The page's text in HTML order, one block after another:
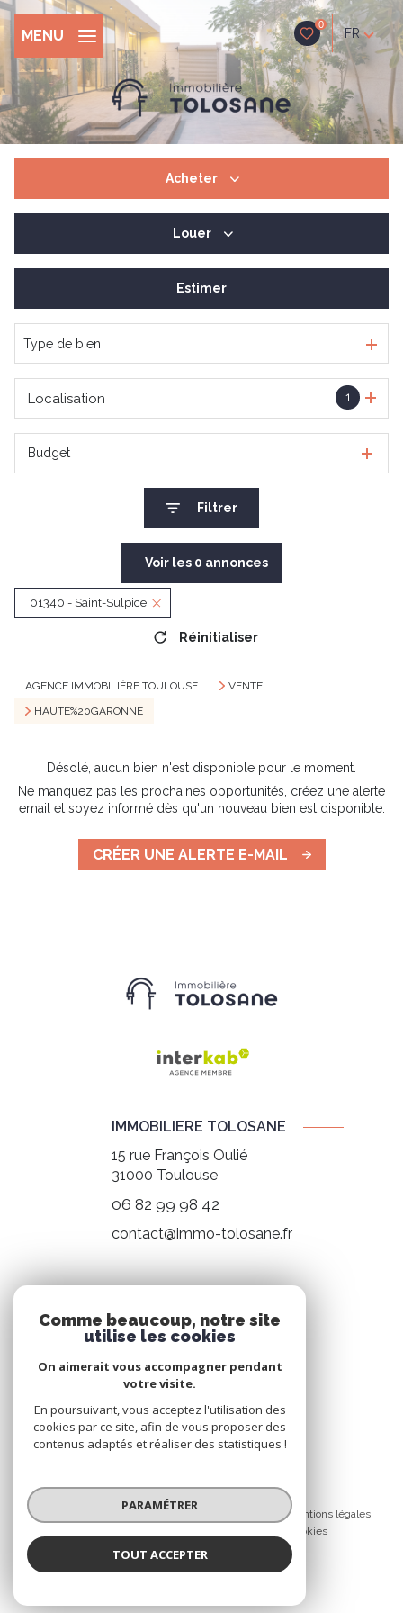
0
FR
MENU
Acheter
De l'immo pro
Louer
De l'immo pro
Estimer
Type de bien
1
Localisation
Budget
Filtrer
Voir les 0 annonces
01340 - Saint-Sulpice
Réinitialiser
AGENCE IMMOBILIÈRE TOULOUSE
VENTE
HAUTE%20GARONNE
Désolé, aucun bien n'est disponible pour le moment.
Ne manquez pas les prochaines opportunités, créez une alerte
email et soyez informé dès qu'un nouveau bien est disponible.
CRÉER UNE ALERTE E-MAIL
IMMOBILIERE TOLOSANE
15 rue François Oulié
31000 Toulouse
06 82 99 98 42
contact@immo-tolosane.fr
Nous suivre
© 2026 | Tous droits réservés
Nos honoraires Nos partenaires
Mentions légales
Cookies
Comme beaucoup, notre site
utilise les cookies
On aimerait vous accompagner pendant
votre visite.
En poursuivant, vous acceptez l'utilisation des
cookies par ce site, afin de vous proposer des
contenus adaptés et réaliser des statistiques !
PARAMÉTRER
TOUT ACCEPTER